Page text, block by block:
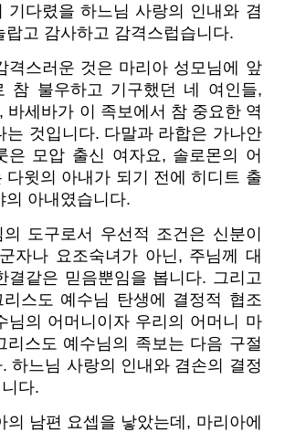
기다렸을 하느님 사랑의 인내와 겸
랍고 감사하고 감격스럽습니다.
격스러운 것은 마리아 성모님에 앞
참 불우하고 기구했던 네 여인들,
바세바가 이 족보에서 참 중요한 역
는 것입니다. 다말과 라합은 가나안
은 모압 출신 여자요, 솔로몬의 어
다윗의 아내가 되기 전에 히디트 출
의 아내였습니다.
도구로서 우선적 조건은 신분이
자나 요조숙녀가 아닌, 주님께 대
결같은 믿음뿐임을 봅니다. 그리고
리스도 예수님 탄생에 결정적 협조
님의 어머니이자 우리의 어머니 마
리스도 예수님의 족보는 다음 구절
하느님 사랑의 인내와 겸손의 결정
다.
의 남편 요셉을 낳았는데, 마리아에